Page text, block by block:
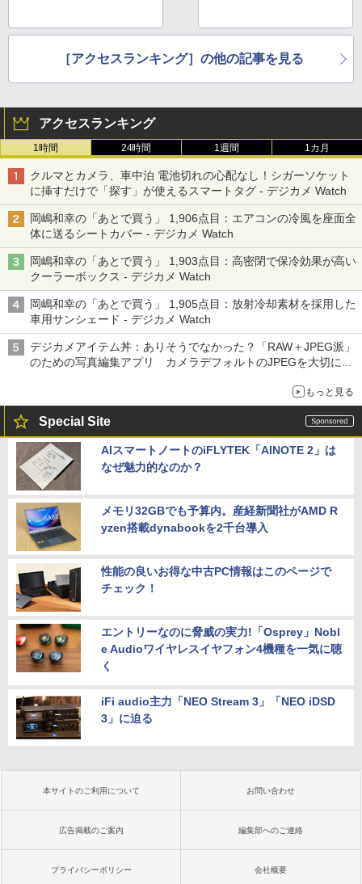
［アクセスランキング］の他の記事を見る
アクセスランキング
1時間 24時間 1週間 1カ月
クルマとカメラ、車中泊 電池切れの心配なし！シガーソケット
に挿すだけで「探す」が使えるスマートタグ - デジカメ Watch
岡嶋和幸の「あとで買う」 1,906点目：エアコンの冷風を座面全
体に送るシートカバー - デジカメ Watch
岡嶋和幸の「あとで買う」 1,903点目：高密閉で保冷効果が高い
クーラーボックス - デジカメ Watch
岡嶋和幸の「あとで買う」 1,905点目：放射冷却素材を採用した
車用サンシェード - デジカメ Watch
デジカメアイテム丼：ありそうでなかった？「RAW＋JPEG派」
のための写真編集アプリ カメラデフォルトのJPEGを大切にす
もっと見る
Special Site
AIスマートノートのiFLYTEK「AINOTE 2」は
なぜ魅力的なのか？
メモリ32GBでも予算内。産経新聞社がAMD R
yzen搭載dynabookを2千台導入
性能の良いお得な中古PC情報はこのページで
チェック！
エントリーなのに脅威の実力!「Osprey」Nobl
e Audioワイヤレスイヤフォン4機種を一気に聴
く
iFi audio主力「NEO Stream 3」「NEO iDSD
3」に迫る
本サイトのご利用について お問い合わせ
広告掲載のご案内 編集部へのご連絡
プライバシーポリシー 会社概要